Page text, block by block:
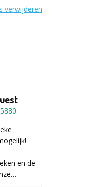
verwijderen
en de